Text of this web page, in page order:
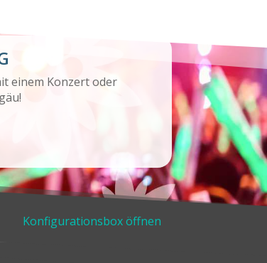
einem Konzert oder
Konfigurationsbox öffnen